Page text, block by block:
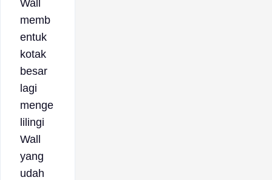
Wall
memb
entuk
kotak
besar
lagi
menge
lilingi
Wall
yang
udah